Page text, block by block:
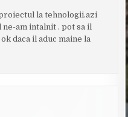
la tehnologii.azi
ne-am intalnit . pot sa il
daca il aduc maine la